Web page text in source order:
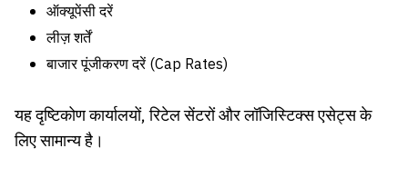
ऑक्यूपेंसी दरें
लीज़ शर्तें
बाजार पूंजीकरण दरें (Cap Rates)
यह दृष्टिकोण कार्यालयों, रिटेल सेंटरों और लॉजिस्टिक्स एसेट्स के
लिए सामान्य है।